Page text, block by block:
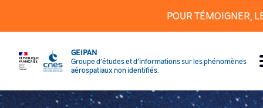
POUR TÉMOIGNER,
GEIPAN
Groupe d’études et d’informations sur les phénomènes
aérospatiaux non identifiés.